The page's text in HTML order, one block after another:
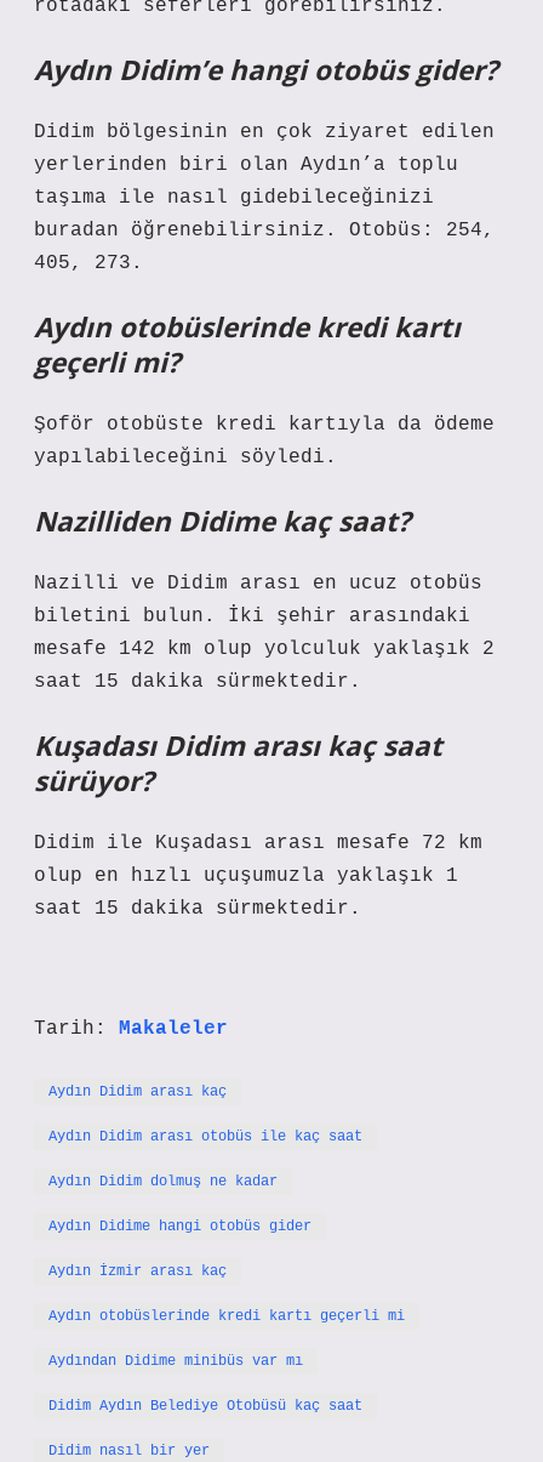
rotadaki seferleri görebilirsiniz.
Aydın Didim’e hangi otobüs gider?
Didim bölgesinin en çok ziyaret edilen
yerlerinden biri olan Aydın’a toplu
taşıma ile nasıl gidebileceğinizi
buradan öğrenebilirsiniz. Otobüs: 254,
405, 273.
Aydın otobüslerinde kredi kartı
geçerli mi?
Şoför otobüste kredi kartıyla da ödeme
yapılabileceğini söyledi.
Nazilliden Didime kaç saat?
Nazilli ve Didim arası en ucuz otobüs
biletini bulun. İki şehir arasındaki
mesafe 142 km olup yolculuk yaklaşık 2
saat 15 dakika sürmektedir.
Kuşadası Didim arası kaç saat
sürüyor?
Didim ile Kuşadası arası mesafe 72 km
olup en hızlı uçuşumuzla yaklaşık 1
saat 15 dakika sürmektedir.
Tarih: Makaleler
Aydın Didim arası kaç
Aydın Didim arası otobüs ile kaç saat
Aydın Didim dolmuş ne kadar
Aydın Didime hangi otobüs gider
Aydın İzmir arası kaç
Aydın otobüslerinde kredi kartı geçerli mi
Aydından Didime minibüs var mı
Didim Aydın Belediye Otobüsü kaç saat
Didim nasıl bir yer